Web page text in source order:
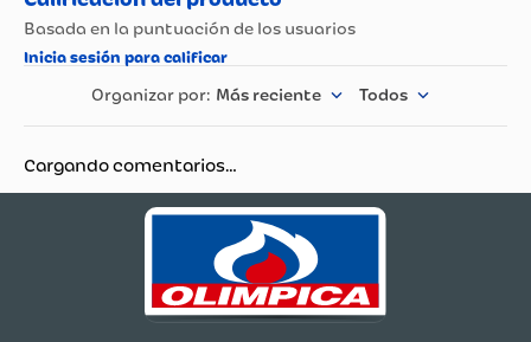
Más reciente Todos
Cargando comentarios…